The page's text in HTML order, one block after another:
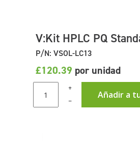
V:Kit HPLC PQ
P/N: VSOL-LC13
£120.39 por unidad
+
Añadir a
–